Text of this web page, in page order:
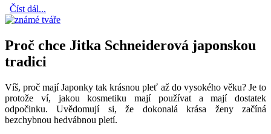
Číst dál...
Proč chce Jitka Schneiderová japonskou
tradici
Víš, proč mají Japonky tak krásnou pleť až do vysokého věku? Je to
protože ví, jakou kosmetiku mají používat a mají dostatek
odpočinku. Uvědomují si, že dokonalá krása ženy začíná
bezchybnou hedvábnou pletí.